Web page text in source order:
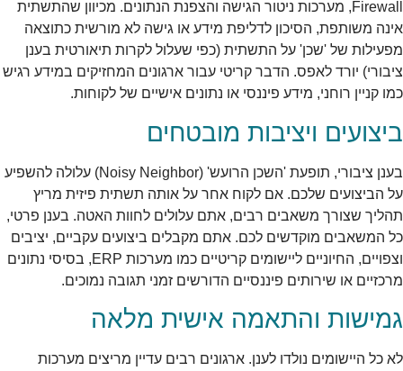
Firewall, מערכות ניטור הגישה והצפנת הנתונים. מכיוון שהתשתית
אינה משותפת, הסיכון לדליפת מידע או גישה לא מורשית כתוצאה
מפעילות של 'שכן' על התשתית (כפי שעלול לקרות תיאורטית בענן
ציבורי) יורד לאפס. הדבר קריטי עבור ארגונים המחזיקים במידע רגיש
כמו קניין רוחני, מידע פיננסי או נתונים אישיים של לקוחות.
ביצועים ויציבות מובטחים
בענן ציבורי, תופעת 'השכן הרועש' (Noisy Neighbor) עלולה להשפיע
על הביצועים שלכם. אם לקוח אחר על אותה תשתית פיזית מריץ
תהליך שצורך משאבים רבים, אתם עלולים לחוות האטה. בענן פרטי,
כל המשאבים מוקדשים לכם. אתם מקבלים ביצועים עקביים, יציבים
וצפויים, החיוניים ליישומים קריטיים כמו מערכות ERP, בסיסי נתונים
מרכזיים או שירותים פיננסיים הדורשים זמני תגובה נמוכים.
גמישות והתאמה אישית מלאה
לא כל היישומים נולדו לענן. ארגונים רבים עדיין מריצים מערכות